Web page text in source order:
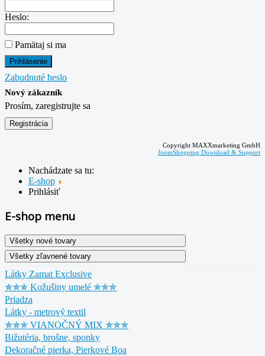
Heslo:
Pamätaj si ma
Zabudnuté heslo
Nový zákazník
Prosím, zaregistrujte sa
Copyright MAXXmarketing GmbH
JoomShopping Download & Support
Nachádzate sa tu:
E-shop
Prihlásiť
E-shop menu
Látky Zamat Exclusive
✯✯✯ Kožušiny umelé ✯✯✯
Priadza
Látky - metrový textil
✯✯✯ VIANOČNÝ MIX ✯✯✯
Bižutéria, brošne, sponky
Dekoračné pierka, Pierkové Boa